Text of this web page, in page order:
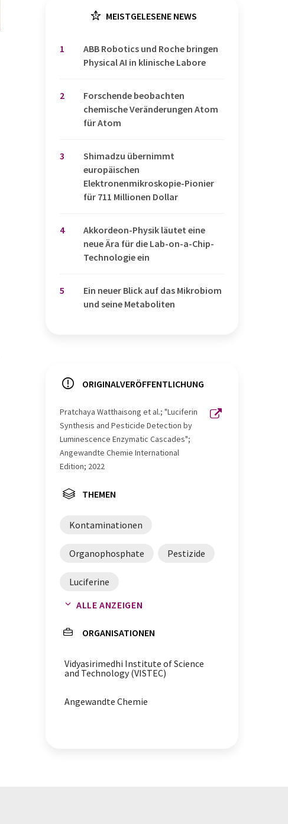
MEISTGELESENE NEWS
1
​​​​​​​ABB Robotics und Roche bringen
Physical AI in klinische Labore
2
Forschende beobachten
chemische Veränderungen Atom
für Atom
3
Shimadzu übernimmt
europäischen
Elektronenmikroskopie-Pionier
für 711 Millionen Dollar
4
Akkordeon-Physik läutet eine
neue Ära für die Lab-on-a-Chip-
Technologie ein
5
Ein neuer Blick auf das Mikrobiom
und seine Metaboliten
ORIGINALVERÖFFENTLICHUNG
Pratchaya Watthaisong et al.; "Luciferin
Synthesis and Pesticide Detection by
Luminescence Enzymatic Cascades";
Angewandte Chemie International
Edition; 2022
THEMEN
Kontaminationen
Organophosphate Pestizide
Luciferine
Kontaminationsanalytik
Lumineszenz Biolumineszenz
Giftstoffe
ALLE ANZEIGEN
ORGANISATIONEN
Vidyasirimedhi Institute of Science
and Technology (VISTEC)
Angewandte Chemie